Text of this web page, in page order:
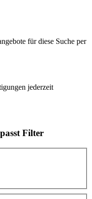
für diese Suche per
jederzeit
Filter